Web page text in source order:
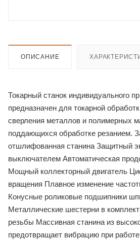
ОПИСАНИЕ
Токарный станок индивидуального
предназначен для токарной
сверления металлов и полимерных
поддающихся обработке резанием.
отшлифованная станина Защитный
выключателем Автоматическая
Мощный коллекторный двигатель
вращения Плавное изменение
Конусные роликовые подшипники
Металлические шестерни в
резьбы Массивная станина из
предотвращает вибрацию при